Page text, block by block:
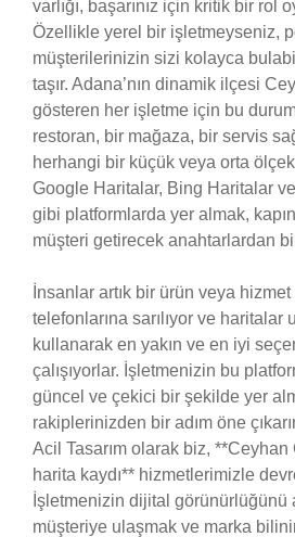
varlığı, başarınız için kritik bir rol
Özellikle yerel bir işletmeyseniz,
müşterilerinizin sizi kolayca
taşır. Adana’nın dinamik ilçesi
gösteren her işletme için bu
restoran, bir mağaza, bir servis
herhangi bir küçük veya orta
Google Haritalar, Bing Haritalar
gibi platformlarda yer almak,
müşteri getirecek anahtarlardan
İnsanlar artık bir ürün veya
telefonlarına sarılıyor ve haritalar
kullanarak en yakın ve en iyi
çalışıyorlar. İşletmenizin bu
güncel ve çekici bir şekilde yer
rakiplerinizden bir adım öne
Acil Tasarım olarak biz,
harita kaydı** hizmetlerimizle
İşletmenizin dijital görünürlüğünü
müşteriye ulaşmak ve marka